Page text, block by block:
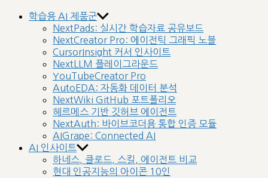
학습용 AI 제품군
NextPads: 실시간 학습자료 공유보드
NextCreator Pro: 에이전틱 그래픽 노블
CursorInsight 커서 인사이트
NextLLM 플레이그라운드
YouTubeCreator Pro
AutoEDA: 자동화 데이터 분석
NextWiki GitHub 포트폴리오
헤르메스 기반 깃허브 에이전트
NextAuth: 바이브코더용 통합 인증 모듈
AIGrape: Connected AI
AI 인사이트
하네스, 클로드, 스킬, 에이전트 비교
현대 인공지능의 아이콘 10인